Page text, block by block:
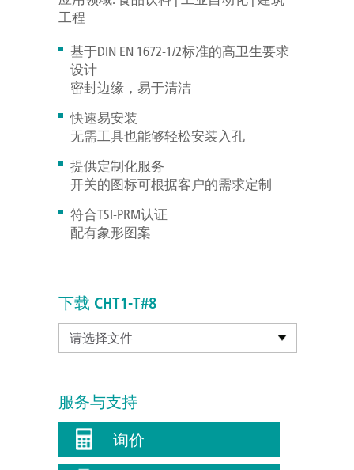
工程
基于DIN EN 1672-1/2标准的高卫生要求
设计
密封边缘，易于清洁
快速易安装
无需工具也能够轻松安装入孔
提供定制化服务
开关的图标可根据客户的需求定制
符合TSI-PRM认证
配有象形图案
下载 CHT1-T#8
请选择文件
服务与支持
询价